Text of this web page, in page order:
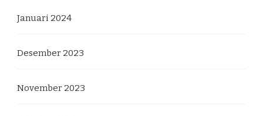
Januari 2024
Desember 2023
November 2023